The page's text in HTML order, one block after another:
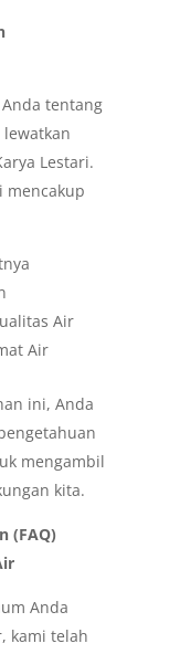
tentang
Lestari.
mencakup
Air
Air
ini, Anda
mengambil
kita.
(FAQ)
Anda
kami telah